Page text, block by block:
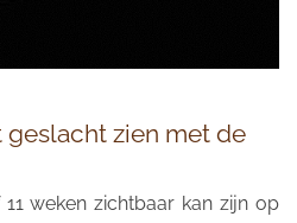
geslacht zien met de
weken zichtbaar kan zijn op